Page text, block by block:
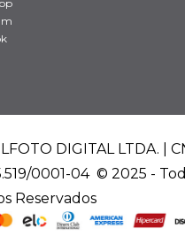
DIGITAL LTDA. |
0001-04 © 2025 -
Reservados